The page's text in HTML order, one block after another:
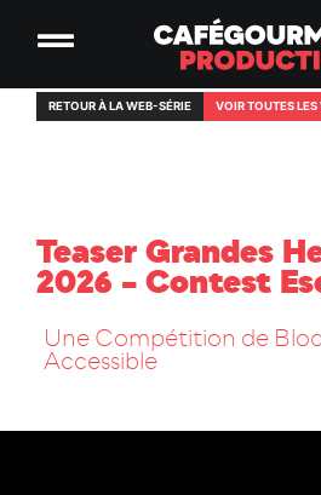
RETOUR À LA WEB-SÉRIE VOIR TOUTES LES
Teaser Grandes
2026 – Contest
Une Compétition de
Accessible